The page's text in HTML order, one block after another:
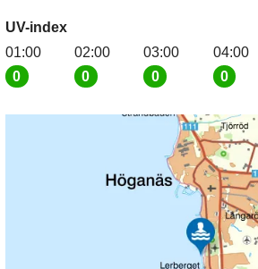
UV-index
01:00
0
02:00
0
03:00
0
04:00
0